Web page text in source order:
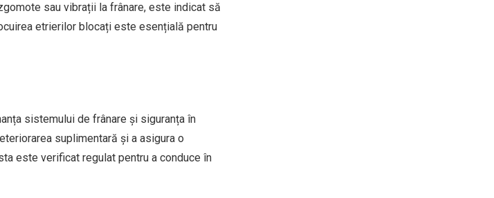
sau vibrații la frânare, este indicat să
etrierilor blocați este esențială pentru
sistemului de frânare și siguranța în
suplimentară și a asigura o
este verificat regulat pentru a conduce în